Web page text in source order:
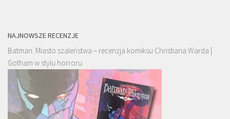
NAJNOWSZE RECENZJE
Batman. Miasto szaleństwa – recenzja komiksu Christiana Warda |
Gotham w stylu horroru